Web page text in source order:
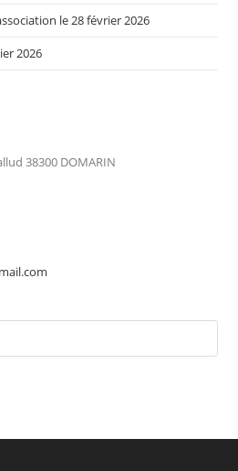
le 28 février 2026
2026
38300 DOMARIN